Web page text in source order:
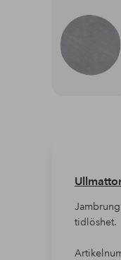
tidlöshet.